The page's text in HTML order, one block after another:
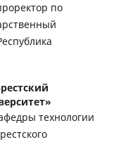
по
технологии